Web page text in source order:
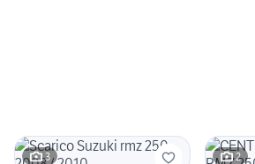
3 2